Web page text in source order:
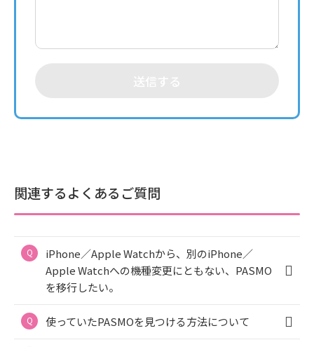
送信する
関連するよくあるご質問
iPhone／Apple Watchから、別のiPhone／
Apple Watchへの機種変更にともない、PASMO
を移行したい。
使っていたPASMOを見つける方法について